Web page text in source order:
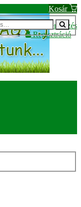
Kosár
Bejelentkezés
Regisztráció